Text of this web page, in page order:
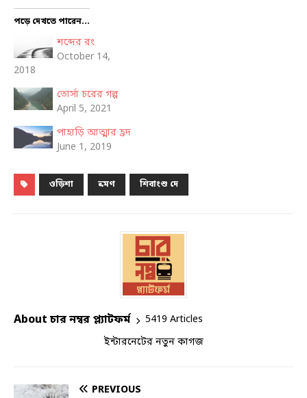
পড়ে দেখতে পারেন...
শব্দের রং
October 14,
2018
তোর্সা চরের গল্প
April 5, 2021
পাহাড়ি আত্মার হ্রদ
June 1, 2019
ওড়িশা ভ্রমণ শিবাংশু দে
About চার নম্বর প্ল্যাটফর্ম
5419 Articles
ইন্টারনেটের নতুন কাগজ
PREVIOUS